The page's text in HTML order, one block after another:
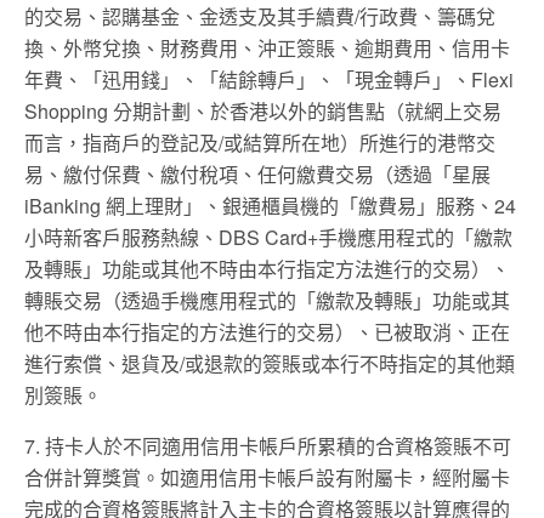
的交易、認購基金、金透支及其手續費/行政費、籌碼兌
換、外幣兌換、財務費用、沖正簽賬、逾期費用、信用卡
年費、「迅用錢」、「結餘轉戶」、「現金轉戶」、Flexi
Shopping 分期計劃、於香港以外的銷售點（就網上交易
而言，指商戶的登記及/或結算所在地）所進行的港幣交
易、繳付保費、繳付稅項、任何繳費交易（透過「星展
iBanking 網上理財」、銀通櫃員機的「繳費易」服務、24
小時新客戶服務熱線、DBS Card+手機應用程式的「繳款
及轉賬」功能或其他不時由本行指定方法進行的交易）、
轉賬交易（透過手機應用程式的「繳款及轉賬」功能或其
他不時由本行指定的方法進行的交易）、已被取消、正在
進行索償、退貨及/或退款的簽賬或本行不時指定的其他類
別簽賬。
7. 持卡人於不同適用信用卡帳戶所累積的合資格簽賬不可
合併計算獎賞。如適用信用卡帳戶設有附屬卡，經附屬卡
完成的合資格簽賬將計入主卡的合資格簽賬以計算應得的